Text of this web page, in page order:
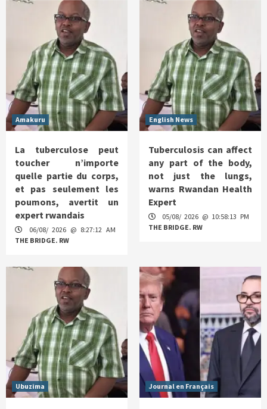
Amakuru
La tuberculose peut
toucher n’importe
quelle partie du corps,
et pas seulement les
poumons, avertit un
expert rwandais
06/08/ 2026 @ 8:27:12 AM
THE BRIDGE. RW
English News
Tuberculosis can affect
any part of the body,
not just the lungs,
warns Rwandan Health
Expert
05/08/ 2026 @ 10:58:13 PM
THE BRIDGE. RW
Ubuzima Journal en Français